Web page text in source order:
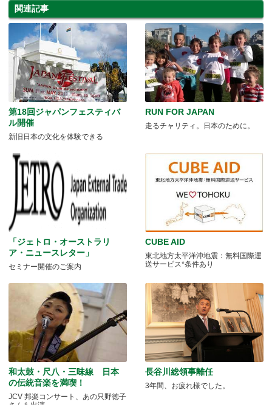
関連記事
第18回ジャパンフェスティバ
ル開催
新旧日本の文化を体験できる
RUN FOR JAPAN
走るチャリティ。日本のために。
「ジェトロ・オーストラリ
ア・ニュースレター」
セミナー開催のご案内
CUBE AID
東北地方太平洋沖地震：無料国際運
送サービス*条件あり
和太鼓・尺八・三味線 日本
の伝統音楽を満喫！
JCV 邦楽コンサート、あの只野徳子
さんも出演
長谷川総領事離任
3年間、お疲れ様でした。